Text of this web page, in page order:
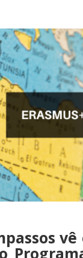
vê